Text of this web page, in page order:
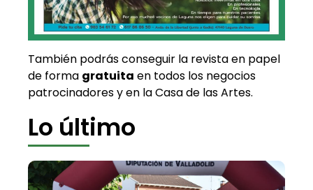
También podrás conseguir la revista en papel
de forma gratuita en todos los negocios
patrocinadores y en la Casa de las Artes.
Lo último